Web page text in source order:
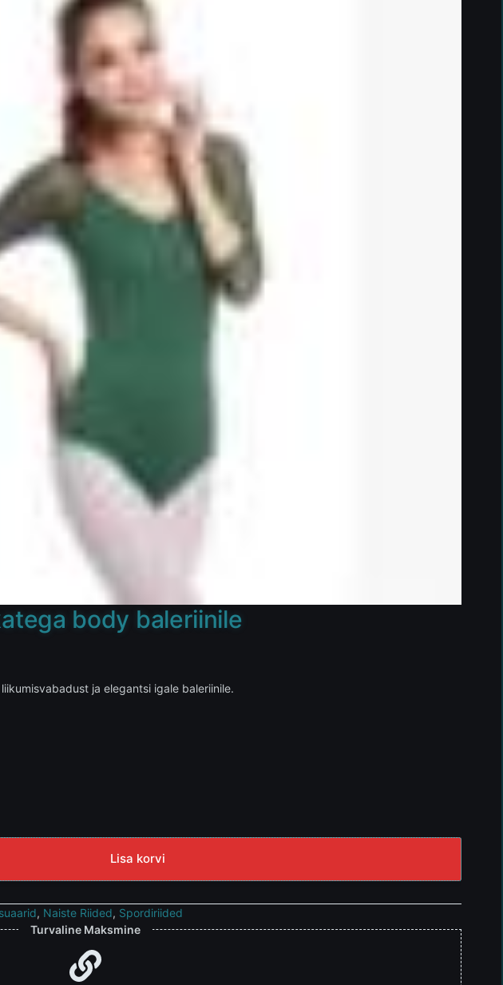
body baleriinile
ja elegantsi igale baleriinile.
Lisa korvi
, Naiste Riided, Spordiriided
Turvaline Maksmine